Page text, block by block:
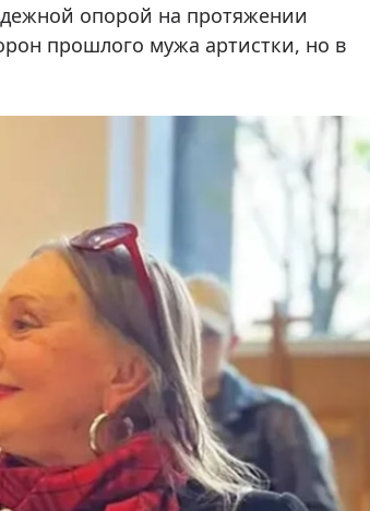
опорой на протяжении
прошлого мужа артистки, но в